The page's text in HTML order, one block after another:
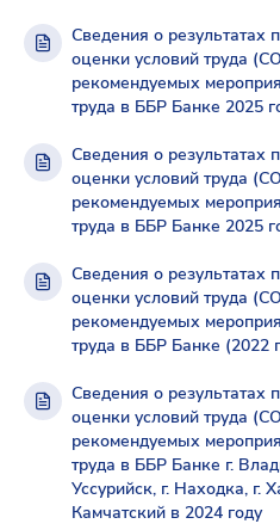
Сведения о результатах
оценки условий труда
рекомендуемых
труда в ББР Банке 2025
Сведения о результатах
оценки условий труда
рекомендуемых
труда в ББР Банке 2025
Сведения о результатах
оценки условий труда
рекомендуемых
труда в ББР Банке (2022
Сведения о результатах
оценки условий труда
рекомендуемых
труда в ББР Банке г.
Уссурийск, г. Находка, г.
Камчатский в 2024 году